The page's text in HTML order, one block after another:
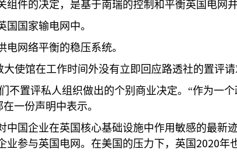
件的决定，是基于南瑞的控制和平衡英国电网
国家输电网中。
网络平衡的稳压系统。
使馆在工作时间外没有立即回应路透社的置评请
不置评私人组织做出的个别商业决定。“作为一
一份声明中表示。
国企业在英国核心基础设施中作用敏感的最新迹
参与英国电网。在美国的压力下，英国 2020年